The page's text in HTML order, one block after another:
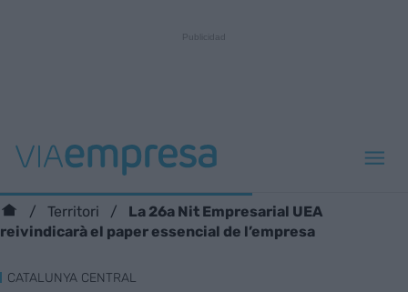
Territori
La 26a Nit Empresarial UEA
reivindicarà el paper essencial de l’empresa
CATALUNYA CENTRAL